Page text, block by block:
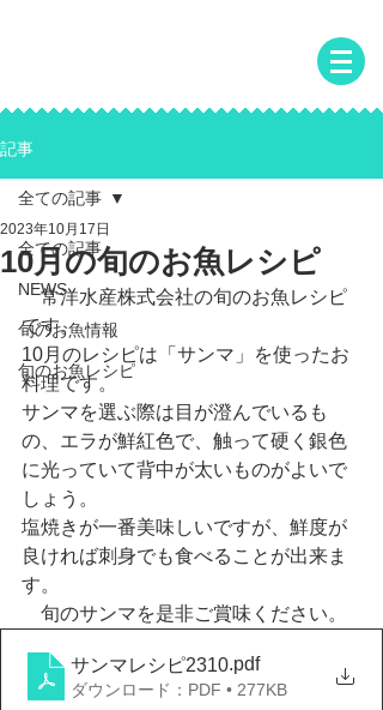
記事
全ての記事
NEWS
旬のお魚情報
旬のお魚レシピ
全ての記事
10月の旬のお魚レシピ
2023年10月17日
常洋水産株式会社の旬のお魚レシピ
です。
10月のレシピは「サンマ」を使ったお
料理です。
サンマを選ぶ際は目が澄んでいるも
の、エラが鮮紅色で、触って硬く銀色
に光っていて背中が太いものがよいで
しょう。
塩焼きが一番美味しいですが、鮮度が
良ければ刺身でも食べることが出来ま
す。
旬のサンマを是非ご賞味ください。
サンマレシピ2310.pdf
ダウンロード：PDF • 277KB